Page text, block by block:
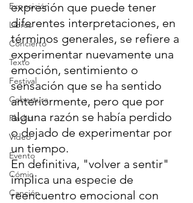
Exposición
Libros
Concierto
Texto
Festival
Cobertura
Playlist
Video
Evento
Cómic
Canción
expresión que puede tener
diferentes interpretaciones, en
términos generales, se refiere a
experimentar nuevamente una
emoción, sentimiento o
sensación que se ha sentido
anteriormente, pero que por
alguna razón se había perdido
o dejado de experimentar por
un tiempo.
En definitiva, "volver a sentir"
implica una especie de
reencuentro emocional con